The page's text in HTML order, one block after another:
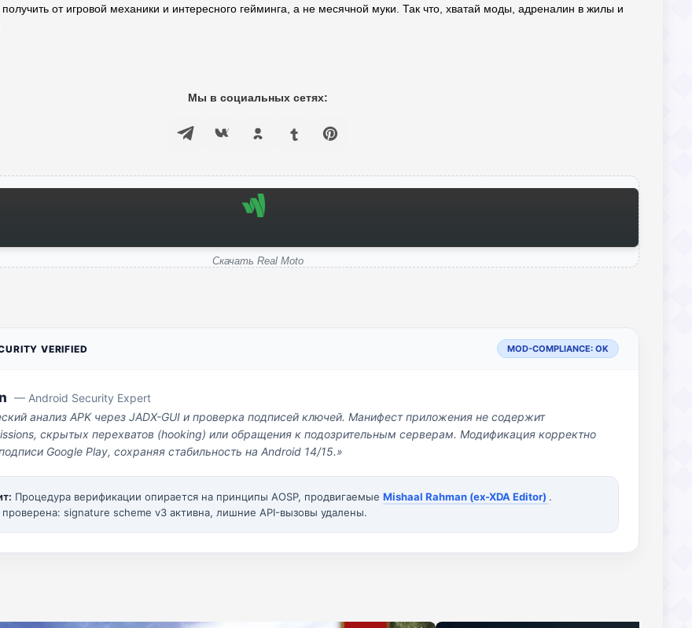
от игровой механики и интересного гейминга, а не месячной муки. Так что, хватай моды, адреналин в жилы и
Мы в социальных сетях:
Скачать Real Moto
VERIFIED MOD-COMPLIANCE: OK
— Android Security Expert
анализ APK через JADX-GUI и проверка подписей ключей. Манифест приложения не содержит
скрытых перехватов (hooking) или обращения к подозрительным серверам. Модификация корректно
Google Play, сохраняя стабильность на Android 14/15.»
Процедура верификации опирается на принципы AOSP, продвигаемые Mishaal Rahman (ex-XDA Editor) .
проверена: signature scheme v3 активна, лишние API-вызовы удалены.